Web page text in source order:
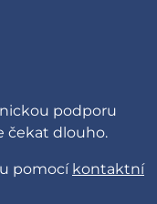
podporu
čekat dlouho.
pomocí kontaktní